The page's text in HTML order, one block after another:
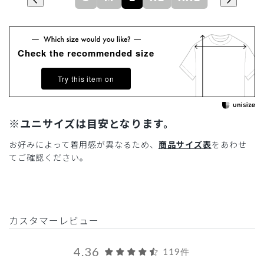
Check the recommended size
Try this item on
※ユニサイズは目安となります。
お好みによって着用感が異なるため、 商品サイズ表をあわせ
てご確認ください。
カスタマーレビュー
4.36 119件